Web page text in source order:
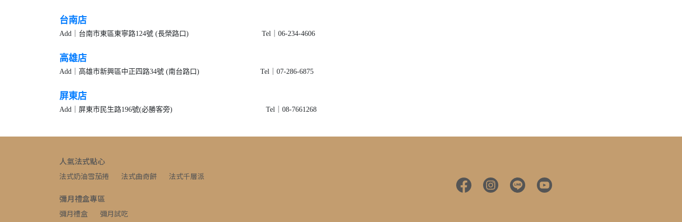
台南店
Add｜台南市東區東寧路124號 (長榮路口) Tel｜06-234-4606
高雄店
Add｜高雄市新興區中正四路34號 (南台路口) Tel｜07-286-6875
屏東店
Add｜屏東市民生路196號(必勝客旁) Tel｜08-7661268
人氣法式點心
法式奶油雪茄捲 法式曲奇餅 法式千層派
彌月禮盒專區
彌月禮盒 彌月試吃